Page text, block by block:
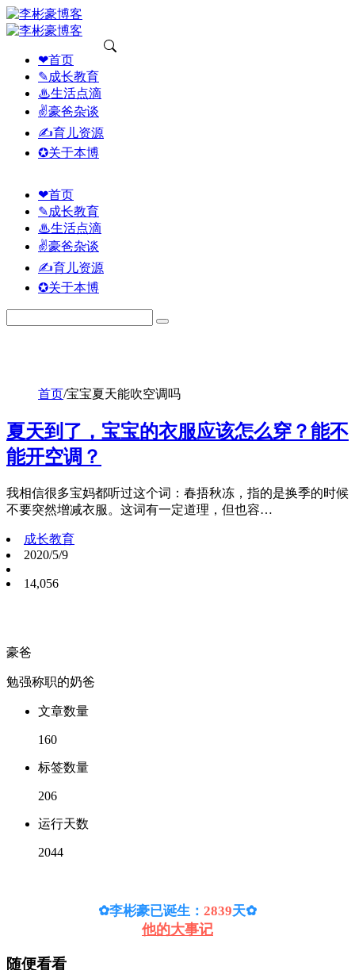
❤首页
✎成长教育
♨生活点滴
✌豪爸杂谈
✍育儿资源
✪关于本博
❤首页
✎成长教育
♨生活点滴
✌豪爸杂谈
✍育儿资源
✪关于本博
首页/宝宝夏天能吹空调吗
夏天到了，宝宝的衣服应该怎么穿？能不
能开空调？
我相信很多宝妈都听过这个词：春捂秋冻，指的是换季的时候
不要突然增减衣服。这词有一定道理，但也容…
成长教育
2020/5/9
14,056
豪爸
勉强称职的奶爸
文章数量
160
标签数量
206
运行天数
2044
✿李彬豪已诞生： 2839天✿
他的大事记
随便看看